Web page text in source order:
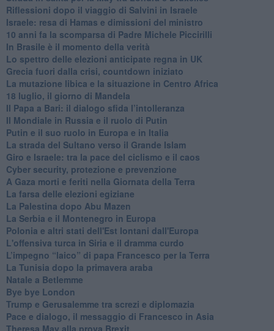
Riflessioni dopo il viaggio di Salvini in Israele
Israele: resa di Hamas e dimissioni del ministro
10 anni fa la scomparsa di Padre Michele Piccirilli
In Brasile è il momento della verità
Lo spettro delle elezioni anticipate regna in UK
Grecia fuori dalla crisi, countdown iniziato
La mutazione libica e la situazione in Centro Africa
18 luglio, il giorno di Mandela
Il Papa a Bari: il dialogo sfida l’intolleranza
Il Mondiale in Russia e il ruolo di Putin
Putin e il suo ruolo in Europa e in Italia
La strada del Sultano verso il Grande Islam
Giro e Israele: tra la pace del ciclismo e il caos
Cyber security, protezione e prevenzione
A Gaza morti e feriti nella Giornata della Terra
La farsa delle elezioni egiziane
La Palestina dopo Abu Mazen
La Serbia e il Montenegro in Europa
Polonia e altri stati dell'Est lontani dall'Europa
L'offensiva turca in Siria e il dramma curdo
L’impegno “laico” di papa Francesco per la Terra
La Tunisia dopo la primavera araba
Natale a Betlemme
Bye bye London
Trump e Gerusalemme tra screzi e diplomazia
Pace e dialogo, il messaggio di Francesco in Asia
Theresa May alla prova Brexit